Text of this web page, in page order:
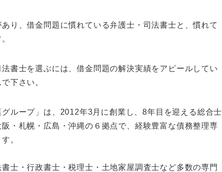
り、借金問題に慣れている弁護士・司法書士と、慣れて
書士を選ぶには、借金問題の解決実績をアピールしてい
下さい。
ループ」は、2012年3月に創業し、8年目を迎える総合士
・札幌・広島・沖縄の６拠点で、経験豊富な債務整理専
。
士・行政書士・税理士・土地家屋調査士など多数の専門